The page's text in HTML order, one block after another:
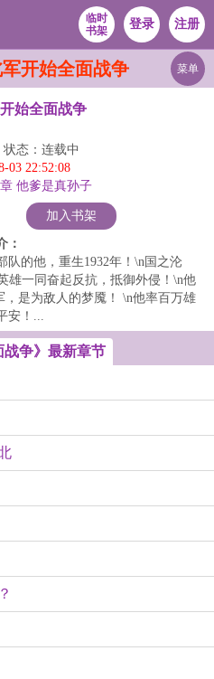
临时
书架
登录 注册
开始全面战争 菜单
始全面战争
状态：连载中
03 22:52:08
他爹是真孙子
加入书架
：
队的他，重生1932年！\n国之沦
雄一同奋起反抗，抵御外侵！\n他
是为敌人的梦魇！ \n他率百万雄
安！...
战争》最新章节